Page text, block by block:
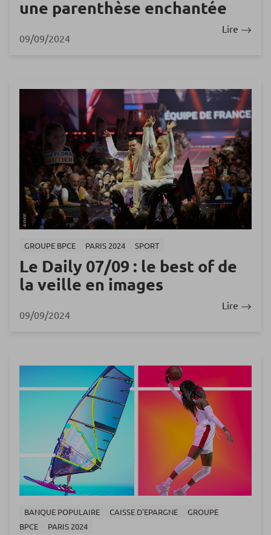
une parenthèse enchantée
09/09/2024
Lire
GROUPE BPCE PARIS 2024 SPORT
Le Daily 07/09 : le best of de
la veille en images
09/09/2024
Lire
BANQUE POPULAIRE CAISSE D'EPARGNE
GROUPE
BPCE
PARIS 2024